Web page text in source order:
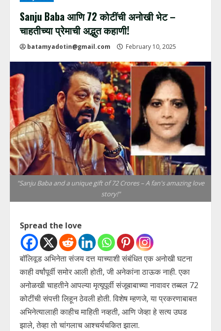
Sanju Baba आणि 72 कोटींची अनोखी भेट –
चाहतीच्या प्रेमाची अद्भुत कहाणी!
batamyadotin@gmail.com February 10, 2025
"Sanju Baba and a unique gift of 72 Crores – A fan's amazing love
story!"
Spread the love
बॉलिवूड अभिनेता संजय दत्त याच्याशी संबंधित एक अनोखी घटना
काही वर्षांपूर्वी समोर आली होती, जी अनेकांना ठाऊक नाही. एका
अनोळखी चाहतीने आपल्या मृत्यूपूर्वी संजूबाबाच्या नावावर तब्बल 72
कोटींची संपत्ती लिहून ठेवली होती. विशेष म्हणजे, या प्रकरणाबाबत
अभिनेत्यालाही काहीच माहिती नव्हती, आणि जेव्हा हे सत्य उघड
झाले, तेव्हा तो चांगलाच आश्चर्यचकित झाला.